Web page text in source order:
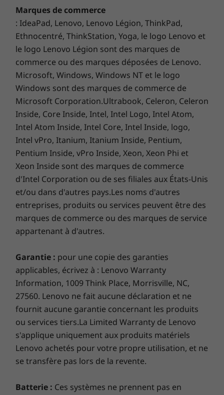
une heure. Oubliez donc la recherche de prises
électriques et allez où la vie vous mène.
Qualité sur laquelle vous
pouvez compter
Les ordinateurs portables ThinkPad sont
testés selon12 exigences de qualité militaire
et plus de 200 contrôles de qualité
conditions extrêmes. De la région sauvage de
l’Arctique aux tempêtes de poussière du
désert, de la gravité zéro aux déversements et
aux chutes, vous pouvez faire confiance à ces
se présente devant vous.
Parce que la sécurité compte
Gen 3 dispose deThinkShield, notre suite
Intel®Wi-Fi 6 AX201 802.11AX (2 x 2) et Bluetooth
RJ45 via adaptateur Ethernet Type-C (vendu
séparément)
Antenne WWAN en option : Antenne WWAN et Fibocom
L850-GL 4G LTE CAT9
vPro : Sur les processeurs vPro®
Ports/Fentes
2 x USB 3.2 Gen 1 (1 toujours allumé)
2 x USB 3.2 Gen 2 Type-C avec Intel Thunderbolt 3
(alimentation, DisplayPort, transfert de
données)Lecteur de carte SD
DisplayPort*
4-en-1Combo casque/microphone
Adaptateur Ethernet
HDMI 2.0
RJ45 via Type-C (vendu séparément)Fente de
verrouillage
Kensington®
* DP 1.4 pour les cartes graphiques discrètes/DP 1.2 pour les cartes
graphiques intégrées.Les vitesses de transfert du port
USB sont approximatives et dépendent de nombreux facteurs, tels que la
capacité de traitement des appareils hôtes/périphériques, les attributs des
fichiers, la configuration du système et les environnements d’exploitation;
les vitesses réelles varient et peuvent être inférieures à celles attendues.
Clavier
En option : rétroéclairage avec éclairage DEL blanc
Marques de commerce
: IdeaPad, Lenovo, Lenovo Légion, ThinkPad,
Ethnocentré, ThinkStation, Yoga, le logo Lenovo et
le logo Lenovo Légion sont des marques de
commerce ou des marques déposées de Lenovo.
Microsoft, Windows, Windows NT et le logo
Windows sont des marques de commerce de
Microsoft Corporation.Ultrabook, Celeron, Celeron
Inside, Core Inside, Intel, Intel Logo, Intel Atom,
Intel Atom Inside, Intel Core, Intel Inside, logo,
Intel vPro, Itanium, Itanium Inside, Pentium,
Pentium Inside, vPro Inside, Xeon, Xeon Phi et
Xeon Inside sont des marques de commerce
d'Intel Corporation ou de ses filiales aux États-Unis
et/ou dans d'autres pays.Les noms d'autres
entreprises, produits ou services peuvent être des
marques de commerce ou des marques de service
appartenant à d'autres.
Garantie : pour une copie des garanties
applicables, écrivez à : Lenovo Warranty
Information, 1009 Think Place, Morrisville, NC,
27560. Lenovo ne fait aucune déclaration et ne
fournit aucune garantie concernant les produits
ou services tiers.La Limited Warranty de Lenovo
s'applique uniquement aux produits matériels
Lenovo achetés pour votre propre utilisation, et ne
se transfère pas lors de la revente.
Batterie : Ces systèmes ne prennent pas en